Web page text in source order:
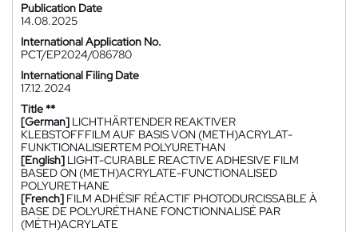
Publication Date
14.08.2025
International Application No.
PCT/EP2024/086780
International Filing Date
17.12.2024
Title **
[German] LICHTHÄRTENDER REAKTIVER
KLEBSTOFFFILM AUF BASIS VON (METH)ACRYLAT-
FUNKTIONALISIERTEM POLYURETHAN
[English] LIGHT-CURABLE REACTIVE ADHESIVE FILM
BASED ON (METH)ACRYLATE-FUNCTIONALISED
POLYURETHANE
[French] FILM ADHÉSIF RÉACTIF PHOTODURCISSABLE À
BASE DE POLYURÉTHANE FONCTIONNALISÉ PAR
(MÉTH)ACRYLATE